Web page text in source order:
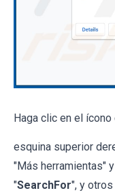
Haga clic en el
esquina superior
"Más herramientas"
"SearchFor", y